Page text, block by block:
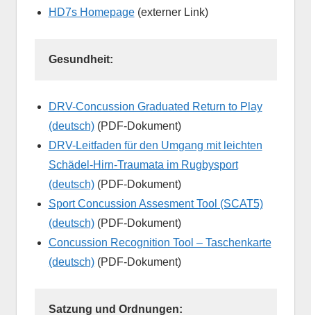
HD7s Homepage(externer Link)
Gesundheit:
DRV-Concussion Graduated Return to Play
(deutsch)(PDF-Dokument)
DRV-Leitfaden für den Umgang mit leichten
Schädel-Hirn-Traumata im Rugbysport
(deutsch)(PDF-Dokument)
Sport Concussion Assesment Tool (SCAT5)
(deutsch)(PDF-Dokument)
Concussion Recognition Tool – Taschenkarte
(deutsch)(PDF-Dokument)
Satzung und Ordnungen: